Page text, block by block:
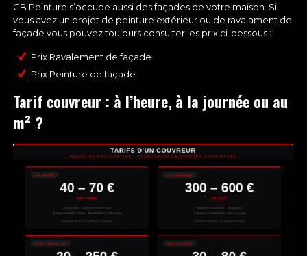
GB Peinture s’occupe aussi desfaçades de votre maison . Si
vous avez un projet de peinture extérieur ou de ravalament de
façade vous pouvez toujours consulter les prix ci-dessous :
Prix Ravalement de façade
Prix Peinture de façade
Tarif couvreur : à l’heure, à la journée ou au
m² ?